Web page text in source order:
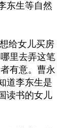
东生等自然
给女儿买房
里去弄这笔
有意。曹永
道李东生是
读书的女儿